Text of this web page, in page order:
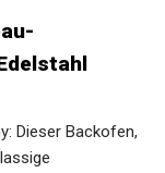
Dieser Backofen,